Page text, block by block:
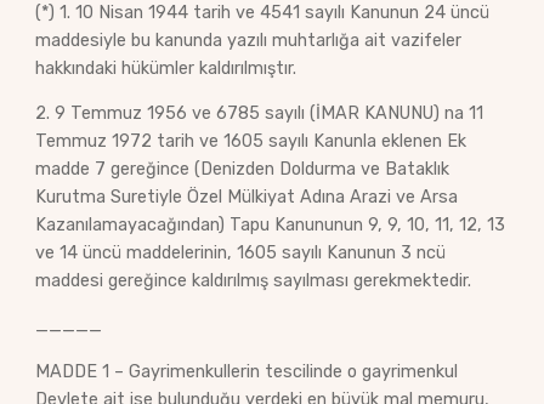
(*) 1. 10 Nisan 1944 tarih ve 4541 sayılı Kanunun 24 üncü
maddesiyle bu kanunda yazılı muhtarlığa ait vazifeler
hakkındaki hükümler kaldırılmıştır.
2. 9 Temmuz 1956 ve 6785 sayılı (İMAR KANUNU) na 11
Temmuz 1972 tarih ve 1605 sayılı Kanunla eklenen Ek
madde 7 gereğince (Denizden Doldurma ve Bataklık
Kurutma Suretiyle Özel Mülkiyat Adına Arazi ve Arsa
Kazanılamayacağından) Tapu Kanununun 9, 9, 10, 11, 12, 13
ve 14 üncü maddelerinin, 1605 sayılı Kanunun 3 ncü
maddesi gereğince kaldırılmış sayılması gerekmektedir.
_____
MADDE 1 – Gayrimenkullerin tescilinde o gayrimenkul
Devlete ait ise bulunduğu yerdeki en büyük mal memuru,